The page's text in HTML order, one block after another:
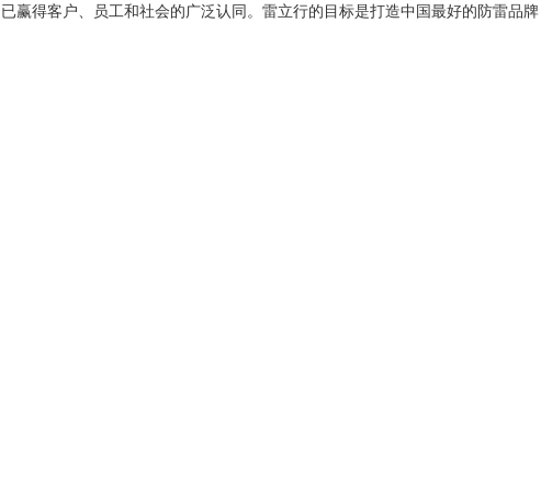
已赢得客户、员工和社会的广泛认同。雷立行的目标是打造中国最好的防雷品牌